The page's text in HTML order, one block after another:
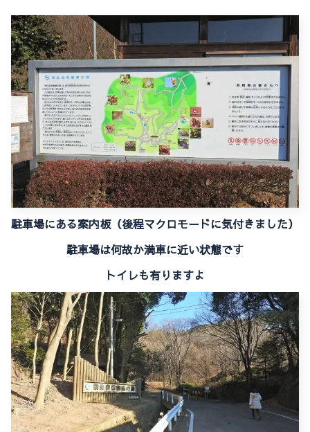
駐車場にある案内板（後程マクロモードに気付きました）
駐車場は何故か満車に近い状態です
トイレも有りますよ